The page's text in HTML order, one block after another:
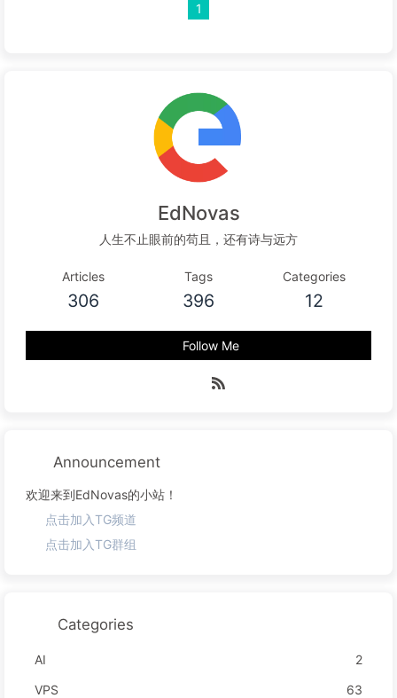
1
EdNovas
人生不止眼前的苟且，还有诗与远方
Articles
306
Tags
396
Categories
12
Follow Me
Announcement
欢迎来到EdNovas的小站！
点击加入TG频道
点击加入TG群组
Categories
AI
2
VPS
63